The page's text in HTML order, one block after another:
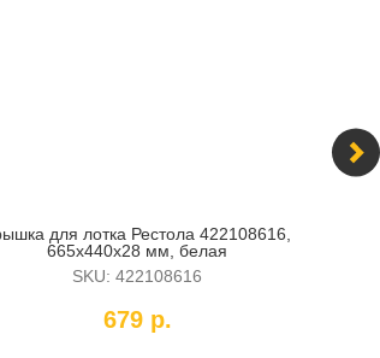
для лотка Рестола 422108616,
665х440х28 мм, белая
SKU: 422108616
679 р.